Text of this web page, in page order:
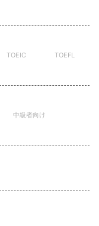
TOEIC
TOEFL
中級者向け